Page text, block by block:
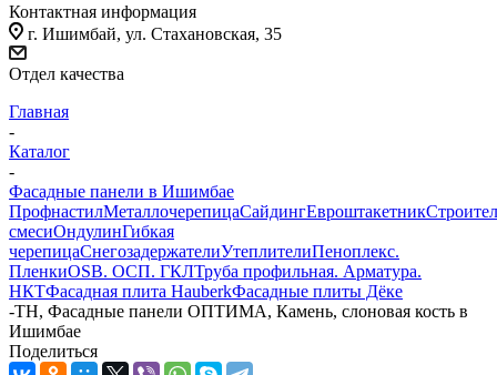
Контактная информация
г. Ишимбай, ул. Стахановская, 35
Отдел качества
Главная
-
Каталог
-
Фасадные панели в Ишимбае
ПрофнастилМеталлочерепицаСайдингЕвроштакетник
смесиОндулинГибкая
черепицаСнегозадержателиУтеплителиПеноплекс.
ПленкиOSB. ОСП. ГКЛТруба профильная. Арматура.
НКТФасадная плита HauberkФасадные плиты Дёке
-ТН, Фасадные панели ОПТИМА, Камень, слоновая кость в
Ишимбае
Поделиться